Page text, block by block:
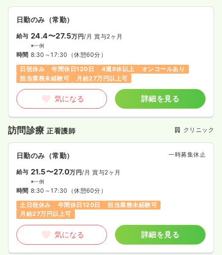
日勤のみ（常勤）
給与 24.4〜27.5万円/月 賞与2ヶ月
※一例
時間 8:30～17:30 （休憩60分）
日祝休み
年間休日120日 4週8休以上
オンコールあり
担当業務未経験可
月給27万円以上可
気になる 詳細を見る
訪問診療正看護師 クリニック
日勤のみ（常勤） 一時募集休止
給与 21.5〜27.0万円/月 賞与2ヶ月
※一例
時間 8:30～17:30 （休憩60分）
土日祝休み
年間休日120日
担当業務未経験可
月給27万円以上可
気になる 詳細を見る